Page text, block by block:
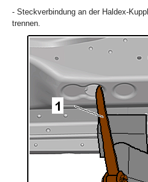
- Steckverbindung an der Haldex-
trennen.